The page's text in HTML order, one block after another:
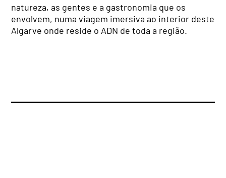
natureza, as gentes e a gastronomia que os
envolvem, numa viagem imersiva ao interior deste
Algarve onde reside o ADN de toda a região.